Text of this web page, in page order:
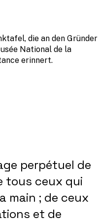
die an den Gründer
National de la
erinnert.
perpétuel de
tous ceux qui
main ; de ceux
et de